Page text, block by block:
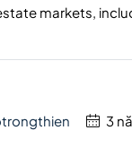
markets,
3